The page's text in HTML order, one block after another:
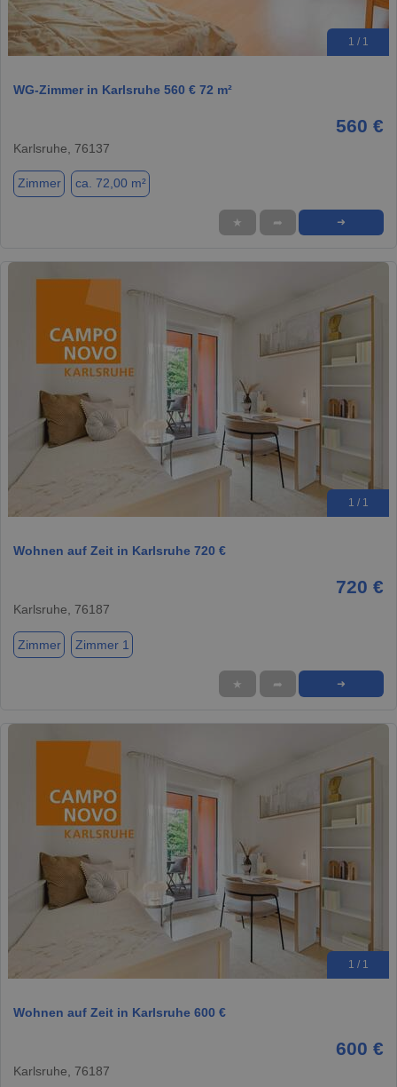
1 / 1
WG-Zimmer in Karlsruhe 560 € 72 m²
560 €
Karlsruhe, 76137
Zimmer ca. 72,00 m²
★ ➦ ➜
1 / 1
Wohnen auf Zeit in Karlsruhe 720 €
720 €
Karlsruhe, 76187
Zimmer Zimmer 1
★ ➦ ➜
1 / 1
Wohnen auf Zeit in Karlsruhe 600 €
600 €
Karlsruhe, 76187